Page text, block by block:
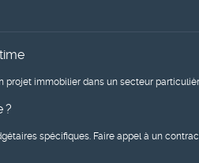
projet immobilier dans un secteur
?
spécifiques. Faire appel à un